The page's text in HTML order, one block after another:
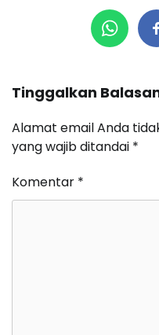
Tinggalkan
Alamat email Anda
yang wajib ditandai *
Komentar *